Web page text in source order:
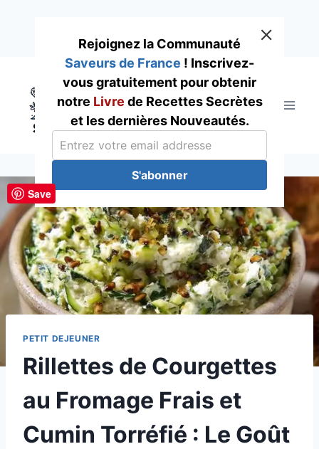
content
PETIT DEJEUNER
Rillettes de Courgettes
au Fromage Frais et
Cumin Torréfié : Le Goût
Rejoignez la Communauté
Saveurs de France ! Inscrivez-
vous gratuitement pour obtenir
notre Livre de Recettes Secrètes
et les dernières Nouveautés.
S'abonner
Save